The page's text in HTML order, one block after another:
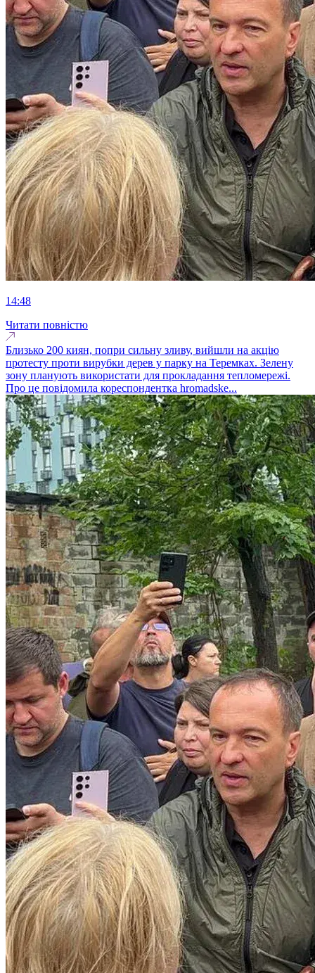
14:48
Читати повністю
Близько 200 киян, попри сильну зливу, вийшли на акцію
протесту проти вирубки дерев у парку на Теремках. Зелену
зону планують використати для прокладання тепломережі.
Про це повідомила кореспондентка hromadske...